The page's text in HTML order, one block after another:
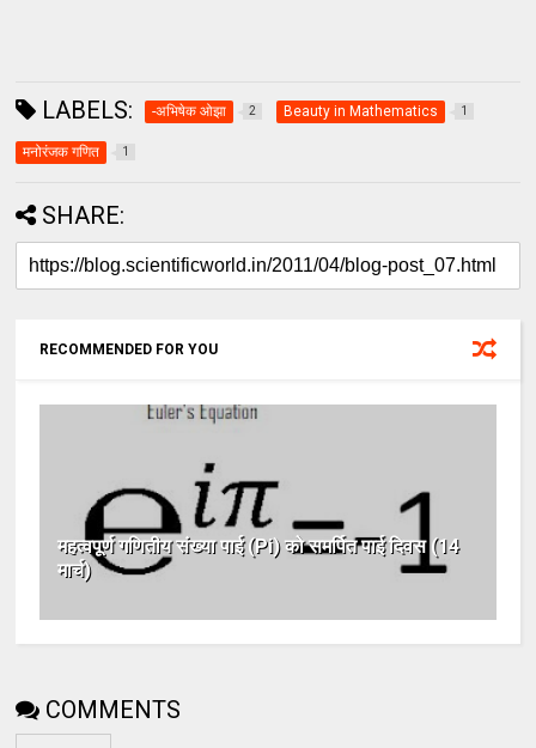
LABELS: -अभिषेक ओझा 2 Beauty in Mathematics 1
मनोरंजक गणित 1
SHARE:
RECOMMENDED FOR YOU
महत्वपूर्ण गणितीय संख्या पाई (Pi) को समर्पित पाई दिवस (14
मार्च)
COMMENTS